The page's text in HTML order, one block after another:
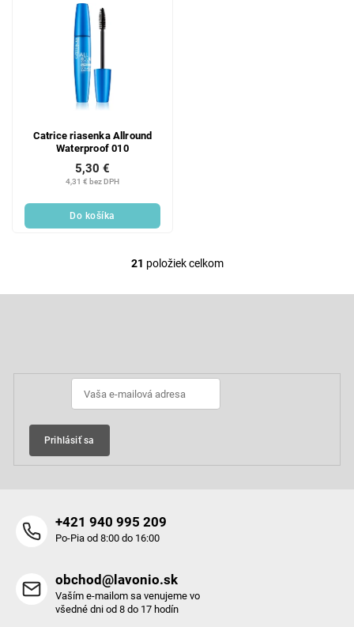
Catrice riasenka Allround
Waterproof 010
4,31 € bez DPH
5,30 €
Do košíka
O
i
e
p
y
21 položiek celkom
Prihlásiť sa
+421 940 995 209
Po-Pia od 8:00 do 16:00
obchod@lavonio.sk
Vaším e-mailom sa venujeme vo
všedné dni od 8 do 17 hodín